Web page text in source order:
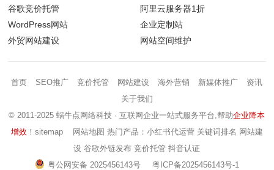
谷歌竞价托管
WordPress网站
外贸网站建设
阿里云服务器1折
企业定制站
网站空间维护
首页 SEO推广 竞价托管 网站建设 海外营销 新媒体推广
资讯
关于我们
© 2011-2025 蜗牛点网络科技 · 互联网企业一站式服务平台,帮助企业降本
增效！ sitemap 网站地图 热门产品：小红书代运营 关键词排名 网站建
设 谷歌外链发布 竞价托管 抖音认证
粤公网安备 2025456143号
粤ICP备2025456143号-1